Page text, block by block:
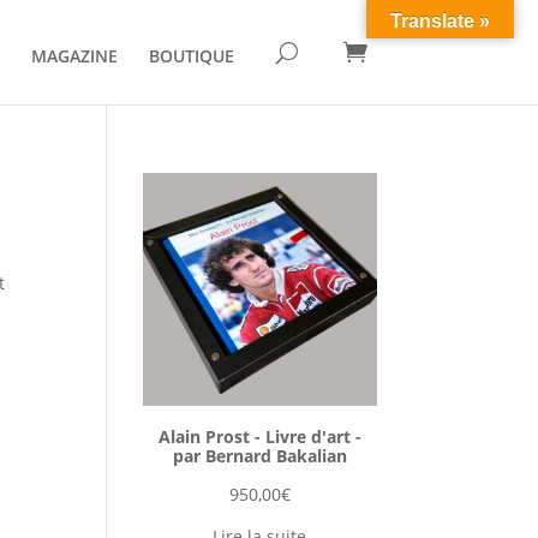
MAGAZINE BOUTIQUE U 
Alain Prost - Livre d'art -
par Bernard Bakalian
950,00€
Translate »